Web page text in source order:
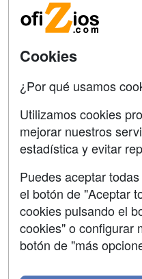
Acceso Usuarios
Acceso Centros
Contactar
Confidencialidad
Copyleft
Cookies
¿Por qué usamos
Utilizamos cookies
mejorar nuestros
estadística y evitar
Puedes aceptar
el botón de "Aceptar
cookies pulsando el
cookies" o configurar
botón de "más